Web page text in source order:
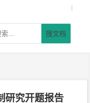
|
搜文档
研究开题报告